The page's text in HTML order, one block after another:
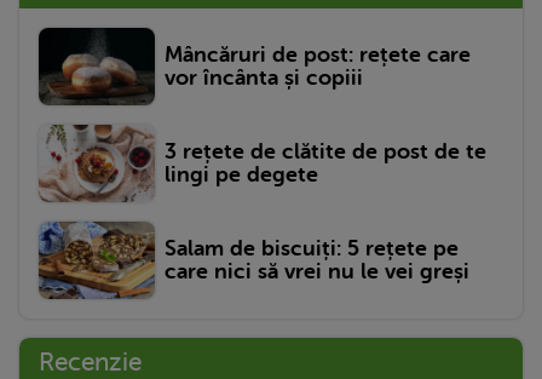
Mâncăruri de post: rețete care
vor încânta și copiii
3 rețete de clătite de post de te
lingi pe degete
Salam de biscuiți: 5 rețete pe
care nici să vrei nu le vei greși
Recenzie